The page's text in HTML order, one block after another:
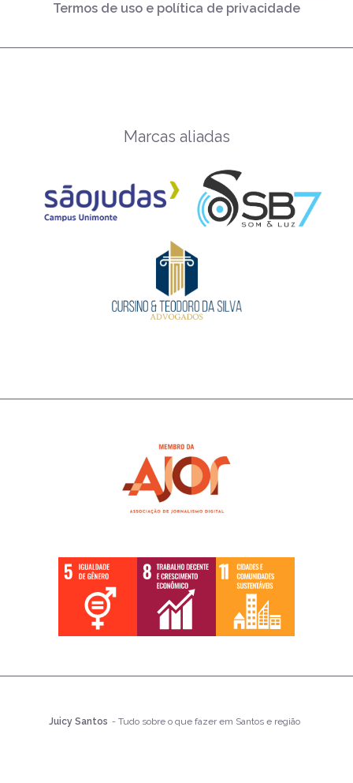
Termos de uso e política de privacidade
Marcas aliadas
Juicy Santos - Tudo sobre o que fazer em Santos e região